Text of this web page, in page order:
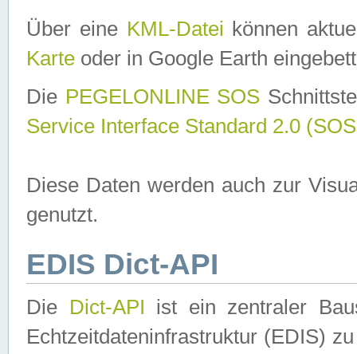
Über eine KML-Datei können
Karte oder in Google Earth
Die PEGELONLINE SOS
Service Interface Standard 2.0
Diese Daten werden auch zur
genutzt.
EDIS Dict-API
Die Dict-API ist ein zentraler
Echtzeitdateninfrastruktur (EDIS)